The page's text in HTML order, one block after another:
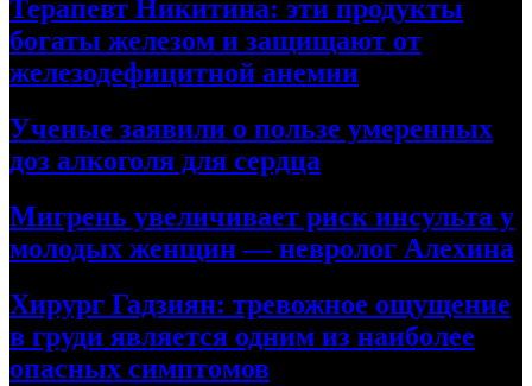
Терапевт Никитина: эти продукты
богаты железом и защищают от
железодефицитной анемии
Ученые заявили о пользе умеренных
доз алкоголя для сердца
Мигрень увеличивает риск инсульта у
молодых женщин — невролог Алехина
Хирург Гадзиян: тревожное ощущение
в груди является одним из наиболее
опасных симптомов